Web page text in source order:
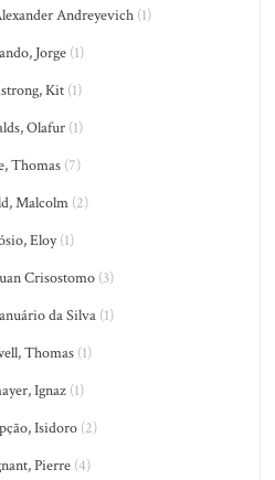
Andreyevich(1)
Jorge (1)
Kit (1)
Olafur(1)
Thomas (7)
Malcolm (2)
Eloy(1)
Crisostomo(3)
da Silva (1)
Thomas (1)
Ignaz (1)
Isidoro (2)
Pierre (4)